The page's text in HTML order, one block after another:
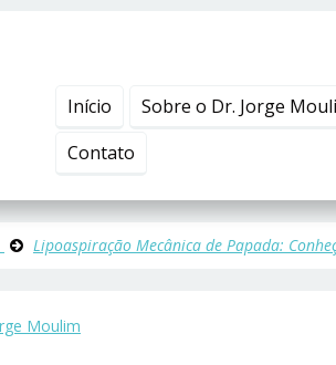
Início Sobre o Dr. Jorge
Contato
Lipoaspiração Mecânica de Papada:
Moulim